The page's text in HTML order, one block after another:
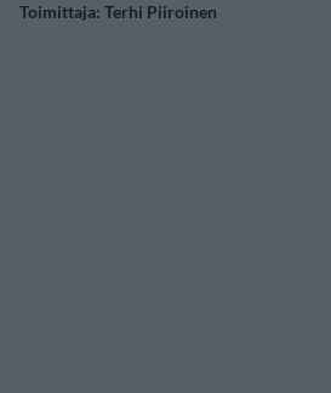
Toimittaja: Terhi Piiroinen